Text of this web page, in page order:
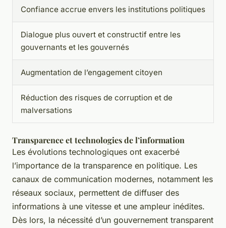
Confiance accrue envers les institutions politiques
Dialogue plus ouvert et constructif entre les
gouvernants et les gouvernés
Augmentation de l’engagement citoyen
Réduction des risques de corruption et de
malversations
Transparence et technologies de l’information
Les évolutions technologiques ont exacerbé
l’importance de la transparence en politique. Les
canaux de communication modernes, notamment les
réseaux sociaux, permettent de diffuser des
informations à une vitesse et une ampleur inédites.
Dès lors, la nécessité d’un gouvernement transparent